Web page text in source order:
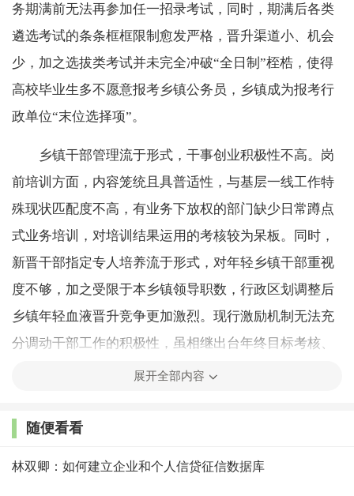
务期满前无法再参加任一招录考试，同时，期满后各类
遴选考试的条条框框限制愈发严格，晋升渠道小、机会
少，加之选拔类考试并未完全冲破“全日制”桎梏，使得
高校毕业生多不愿意报考乡镇公务员，乡镇成为报考行
政单位“末位选择项”。
乡镇干部管理流于形式，干事创业积极性不高。岗
前培训方面，内容笼统且具普适性，与基层一线工作特
殊现状匹配度不高，有业务下放权的部门缺少日常蹲点
式业务培训，对培训结果运用的考核较为呆板。同时，
新晋干部指定专人培养流于形式，对年轻乡镇干部重视
度不够，加之受限于本乡镇领导职数，行政区划调整后
乡镇年轻血液晋升竞争更加激烈。现行激励机制无法充
分调动干部工作的积极性，虽相继出台年终目标考核、
月工作记实、季度考核等多种考核手段，并将领导干部
先评优机会，但在实际内部考核中干部管理往往流于形
全，致使干部干事创业积极性不高。
展开全部内容
随便看看
林双卿：如何建立企业和个人信贷征信数据库